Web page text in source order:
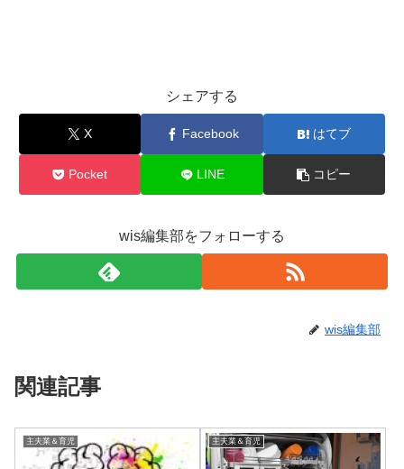
シェアする
X Facebook はてブ
Pocket LINE コピー
wis編集部をフォローする
wis編集部
関連記事
主夫業＆育児 主夫業＆育児